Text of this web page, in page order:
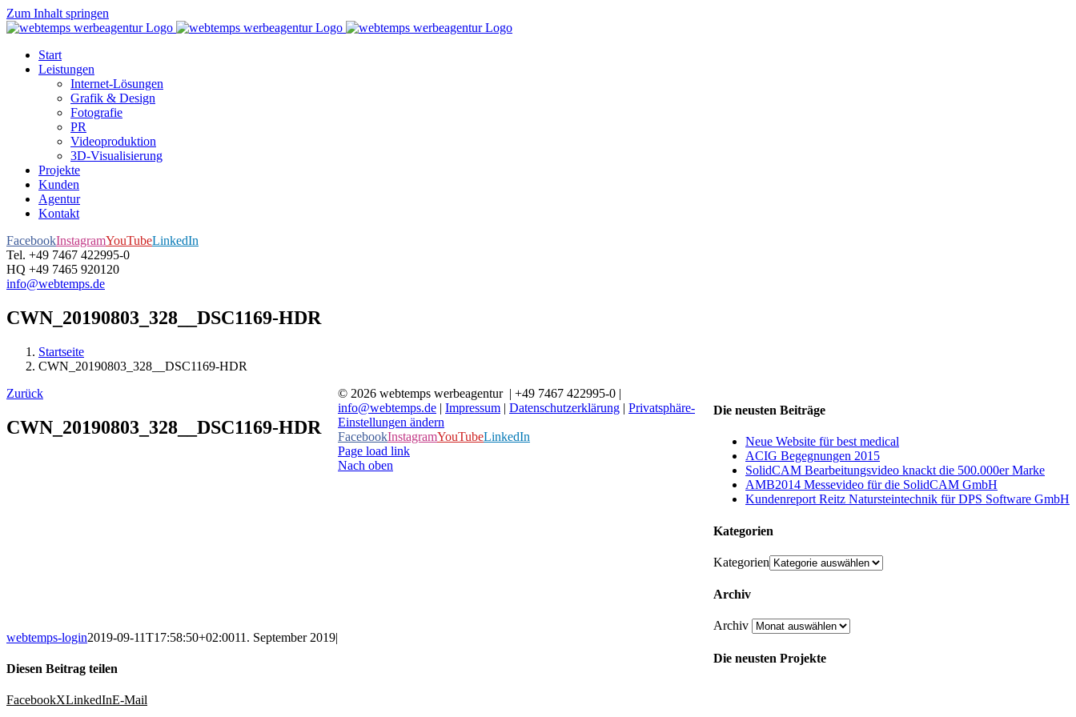
Zum Inhalt springen
Start
Leistungen
Internet-Lösungen
Grafik & Design
Fotografie
PR
Videoproduktion
3D-Visualisierung
Projekte
Kunden
Agentur
Kontakt
FacebookInstagramYouTubeLinkedIn
Tel. +49 7467 422995-0
HQ +49 7465 920120
info@webtemps.de
CWN_20190803_328__DSC1169-HDR
Startseite
CWN_20190803_328__DSC1169-HDR
Zurück
CWN_20190803_328__DSC1169-HDR
webtemps-login2019-09-11T17:58:50+02:0011. September 2019|
Diesen Beitrag teilen
FacebookXLinkedInE-Mail
Die neusten Beiträge
Neue Website für best medical
ACIG Begegnungen 2015
SolidCAM Bearbeitungsvideo knackt die 500.000er Marke
AMB2014 Messevideo für die SolidCAM GmbH
Kundenreport Reitz Natursteintechnik für DPS Software GmbH
Kategorien
Kategorien
Archiv
Archiv
Die neusten Projekte
© 2026 webtemps werbeagentur | +49 7467 422995-0 |
info@webtemps.de | Impressum | Datenschutzerklärung | Privatsphäre-
Einstellungen ändern
FacebookInstagramYouTubeLinkedIn
Page load link
Nach oben